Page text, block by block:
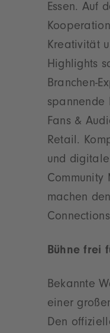
Essen. Auf
Kreativität
Highlights
Branchen-
spannende
Fans &
Retail.
und
Community
machen
Bühne frei
Bekannte
einer
Den